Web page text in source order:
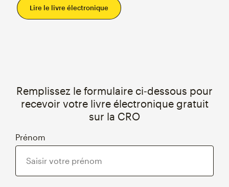
Lire le livre électronique
Remplissez le formulaire ci‑dessous pour
recevoir votre livre électronique gratuit
sur la CRO
Prénom